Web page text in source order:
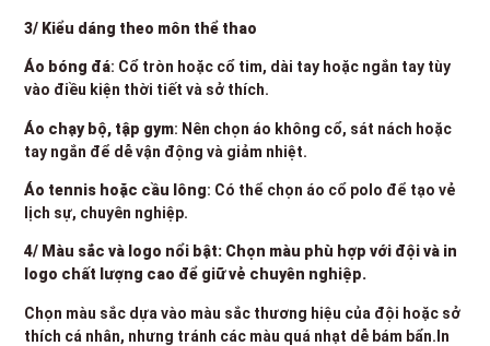
3/ Kiểu dáng theo môn thể thao
Áo bóng đá: Cổ tròn hoặc cổ tim, dài tay hoặc ngắn tay tùy
vào điều kiện thời tiết và sở thích.
Áo chạy bộ, tập gym: Nên chọn áo không cổ, sát nách hoặc
tay ngắn để dễ vận động và giảm nhiệt.
Áo tennis hoặc cầu lông: Có thể chọn áo cổ polo để tạo vẻ
lịch sự, chuyên nghiệp.
4/ Màu sắc và logo nổi bật: Chọn màu phù hợp với đội và in
logo chất lượng cao để giữ vẻ chuyên nghiệp.
Chọn màu sắc dựa vào màu sắc thương hiệu của đội hoặc sở
thích cá nhân, nhưng tránh các màu quá nhạt dễ bám bẩn.In